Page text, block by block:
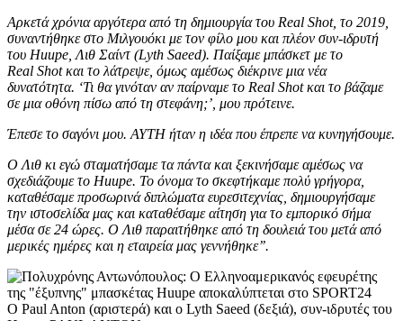
Αρκετά χρόνια αργότερα από τη δημιουργία του Real Shot, το 2019,
συναντήθηκε στο Μιλγουόκι με τον φίλο μου και πλέον συν-ιδρυτή
του Huupe , Λιθ Σαίντ (Lyth Saeed). Παίξαμε μπάσκετ με το
Real Shotκαι το λάτρεψε, όμως αμέσως διέκρινε μια νέα
δυνατότητα. ‘Τι θα γινόταν αν παίρναμε το Real Shotκαι το βάζαμε
σε μια οθόνη πίσω από τη στεφάνη;’, μου πρότεινε.
Έπεσε το σαγόνι μου. ΑΥΤΗ ήταν η ιδέα που έπρεπε να κυνηγήσουμε.
Ο Λιθ κι εγώ σταματήσαμε τα πάντα και ξεκινήσαμε αμέσως να
σχεδιάζουμε το Huupe. Το όνομα το σκεφτήκαμε πολύ γρήγορα,
καταθέσαμε προσωρινά διπλώματα ευρεσιτεχνίας, δημιουργήσαμε
την ιστοσελίδα μας και καταθέσαμε αίτηση για το εμπορικό σήμα
μέσα σε 24 ώρες. Ο Λιθ παραιτήθηκε από τη δουλειά του μετά από
μερικές ημέρες και η εταιρεία μας γεννήθηκε’’.
Ο Paul Anton (αριστερά) και ο Lyth Saeed (δεξιά), συν-ιδρυτές του